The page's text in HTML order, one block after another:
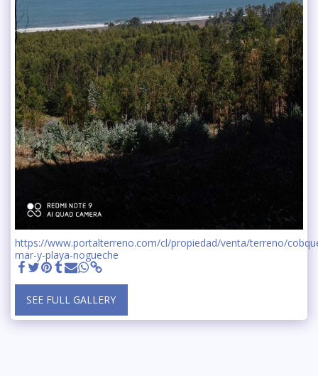
https://www.portalterreno.com/cl/propiedad/venta/terreno/
mar-y-playa-nogueche
SEE FULL GALLERY